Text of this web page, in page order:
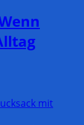
mit